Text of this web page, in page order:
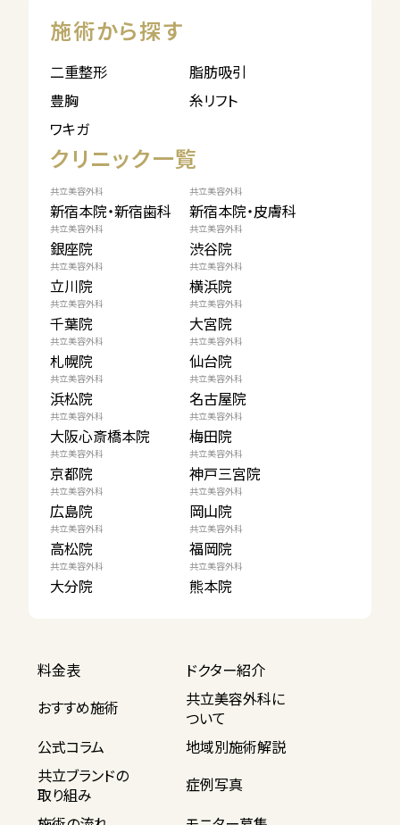
施術から探す
二重整形
脂肪吸引
豊胸
糸リフト
ワキガ
クリニック一覧
共立美容外科
新宿本院・新宿歯科
共立美容外科
新宿本院・皮膚科
共立美容外科
銀座院
共立美容外科
渋谷院
共立美容外科
立川院
共立美容外科
横浜院
共立美容外科
千葉院
共立美容外科
大宮院
共立美容外科
札幌院
共立美容外科
仙台院
共立美容外科
浜松院
共立美容外科
名古屋院
共立美容外科
大阪心斎橋本院
共立美容外科
梅田院
共立美容外科
京都院
共立美容外科
神戸三宮院
共立美容外科
広島院
共立美容外科
岡山院
共立美容外科
高松院
共立美容外科
福岡院
共立美容外科
大分院
共立美容外科
熊本院
料金表
ドクター紹介
おすすめ施術
共立美容外科に
ついて
公式コラム
地域別施術解説
共立ブランドの
取り組み
症例写真